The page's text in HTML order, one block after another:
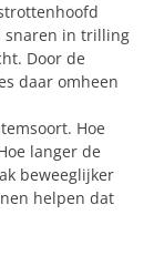
snaren in trilling
Door de
daar omheen
Hoe
langer de
beweeglijker
helpen dat